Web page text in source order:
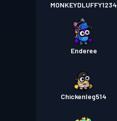
MONKEYDLUFFY1234
Enderee
Chickenleg514